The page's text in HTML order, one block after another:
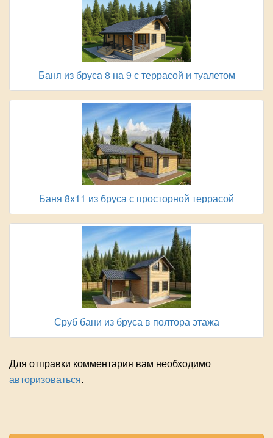
Баня из бруса 8 на 9 с террасой и туалетом
Баня 8х11 из бруса с просторной террасой
Сруб бани из бруса в полтора этажа
Для отправки комментария вам необходимо
авторизоваться.